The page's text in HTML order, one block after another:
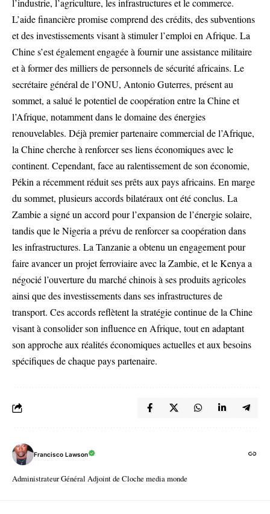
l’industrie, l’agriculture, les infrastructures et le commerce.
L’aide financière promise comprend des crédits, des subventions
et des investissements visant à stimuler l’emploi en Afrique. La
Chine s’est également engagée à fournir une assistance militaire
et à former des milliers de personnels de sécurité africains. Le
secrétaire général de l’ONU, Antonio Guterres, présent au
sommet, a salué le potentiel de coopération entre la Chine et
l’Afrique, notamment dans le domaine des énergies
renouvelables. Déjà premier partenaire commercial de l’Afrique,
la Chine cherche à renforcer ses liens économiques avec le
continent. Cependant, face au ralentissement de son économie,
Pékin a récemment réduit ses prêts aux pays africains. En marge
du sommet, plusieurs accords bilatéraux ont été conclus. La
Zambie a signé un accord pour l’expansion de l’énergie solaire,
tandis que le Nigeria a prévu de renforcer sa coopération dans
les infrastructures. La Tanzanie a obtenu un engagement pour
faire avancer un projet ferroviaire avec la Zambie, et le Kenya a
négocié l’ouverture du marché chinois à ses produits agricoles
ainsi que des investissements dans ses infrastructures de
transport. Ces accords reflètent la stratégie continue de la Chine
visant à consolider son influence en Afrique, tout en adaptant
son approche aux réalités économiques actuelles et aux besoins
spécifiques de chaque pays partenaire.
Francisco Lawson
Administrateur Général Adjoint de Cloche media monde